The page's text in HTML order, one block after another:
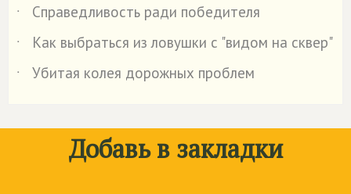
˙
Справедливость ради победителя
˙
Как выбраться из ловушки с "видом на сквер"
˙
Убитая колея дорожных проблем
Добавь в закладки